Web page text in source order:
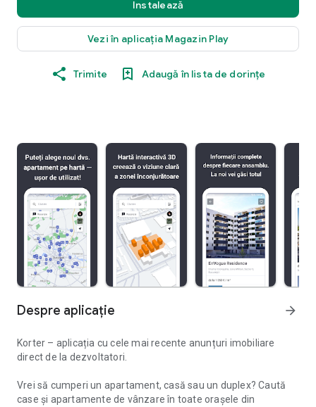
Instalează
Vezi în aplicația Magazin Play
Trimite Adaugă în lista de dorințe
Despre aplicație arrow_forward
Korter – aplicația cu cele mai recente anunțuri imobiliare
direct de la dezvoltatori.
Vrei să cumperi un apartament, casă sau un duplex? Caută
case și apartamente de vânzare în toate orașele din